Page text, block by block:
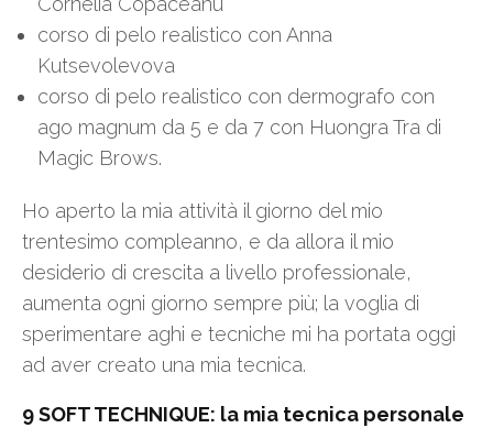
corso di pelo realistico con Anna
Kutsevolevova
corso di pelo realistico con dermografo con
ago magnum da 5 e da 7 con Huongra Tra di
Magic Brows.
Ho aperto la mia attività il giorno del mio
trentesimo compleanno, e da allora il mio
desiderio di crescita a livello professionale,
aumenta ogni giorno sempre più; la voglia di
sperimentare aghi e tecniche mi ha portata oggi
ad aver creato una mia tecnica.
9 SOFT TECHNIQUE: la mia tecnica personale